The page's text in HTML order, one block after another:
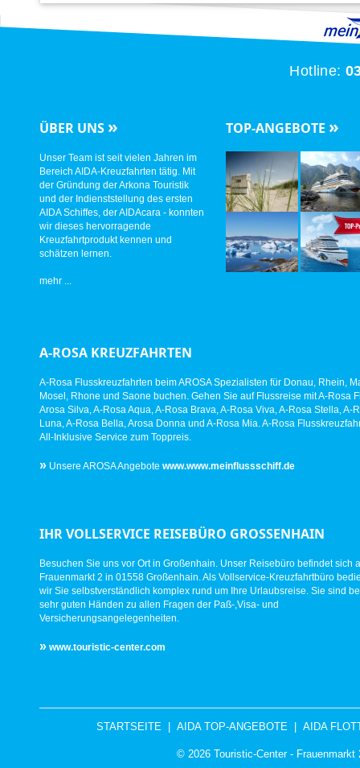
Hotline:
ÜBER UNS »
Unser Team ist seit vielen Jahren im
Bereich AIDA-Kreuzfahrten tätig. Mit
der Gründung der Arkona Touristik
und der Indienststellung des ersten
AIDA Schiffes, der AIDAcara - konnten
wir dieses hervorragende
Kreuzfahrtprodukt kennen und
schätzen lernen.
mehr ...
TOP-ANGEBOTE »
A-ROSA KREUZFAHRTEN
A-Rosa Flusskreuzfahrten beim AROSA Spezialisten für Donau, Rhein,
Mosel, Rhone und Saone buchen. Gehen Sie auf Flussreise mit A-Rosa
Arosa Silva, A-Rosa Aqua, A-Rosa Brava, A-Rosa Viva, A-Rosa Stella, A-
Luna, A-Rosa Bella, Arosa Donna und A-Rosa Mia. A-Rosa
All-Inklusive Service zum Toppreis.
» Unsere AROSA Angebote www.www.meinflussschiff.de
IHR VOLLSERVICE REISEBÜRO GROSSENHAIN
Besuchen Sie uns vor Ort in Großenhain. Unser Reisebüro befindet sich
Frauenmarkt 2 in 01558 Großenhain. Als Vollservice-Kreuzfahrtbüro
wir Sie selbstverständlich komplex rund um Ihre Urlaubsreise. Sie sind
sehr guten Händen zu allen Fragen der Paß-,Visa- und
Versicherungsangelegenheiten.
» www.touristic-center.com
STARTSEITE| AIDA TOP-ANGEBOTE| AIDA
© 2026 Touristic-Center -